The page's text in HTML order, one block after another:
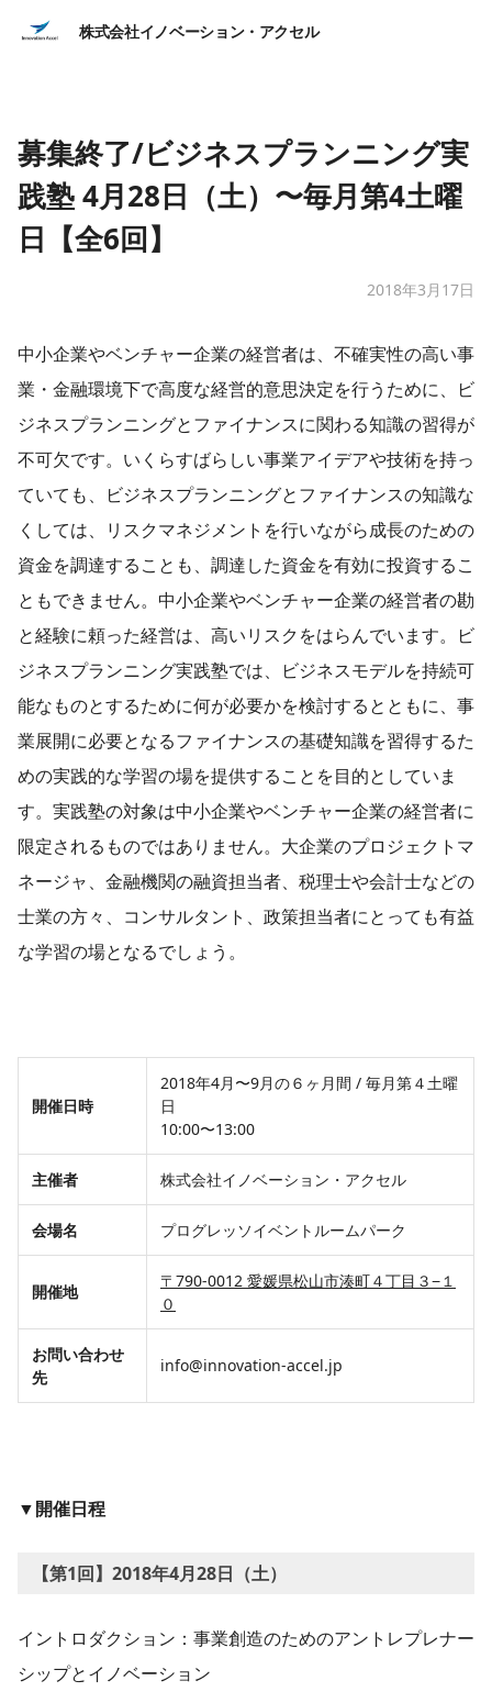
株式会社イノベーション・アクセル
募集終了/ビジネスプランニング実
践塾 4月28日（土）〜毎月第4土曜
日【全6回】
2018年3月17日
中小企業やベンチャー企業の経営者は、不確実性の高い事
業・金融環境下で高度な経営的意思決定を行うために、ビ
ジネスプランニングとファイナンスに関わる知識の習得が
不可欠です。いくらすばらしい事業アイデアや技術を持っ
ていても、ビジネスプランニングとファイナンスの知識な
くしては、リスクマネジメントを行いながら成長のための
資金を調達することも、調達した資金を有効に投資するこ
ともできません。中小企業やベンチャー企業の経営者の勘
と経験に頼った経営は、高いリスクをはらんでいます。ビ
ジネスプランニング実践塾では、ビジネスモデルを持続可
能なものとするために何が必要かを検討するとともに、事
業展開に必要となるファイナンスの基礎知識を習得するた
めの実践的な学習の場を提供することを目的としていま
す。実践塾の対象は中小企業やベンチャー企業の経営者に
限定されるものではありません。大企業のプロジェクトマ
ネージャ、金融機関の融資担当者、税理士や会計士などの
士業の方々、コンサルタント、政策担当者にとっても有益
な学習の場となるでしょう。
開催日時
2018年4月〜9月の６ヶ月間 / 毎月第４土曜
日
10:00〜13:00
主催者 株式会社イノベーション・アクセル
会場名 プログレッソイベントルームパーク
開催地
〒790-0012 愛媛県松山市湊町４丁目３−１
０
お問い合わせ
先
info@innovation-accel.jp
▼開催日程
【第1回】2018年4月28日（土）
イントロダクション：事業創造のためのアントレプレナー
シップとイノベーション